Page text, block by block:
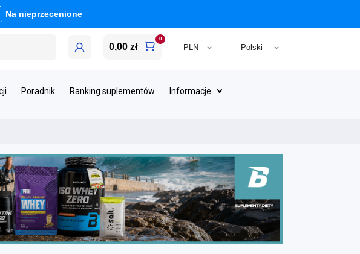
Na nieprzecenione
0,00 zł
0
Poradnik Ranking suplementów Informacje